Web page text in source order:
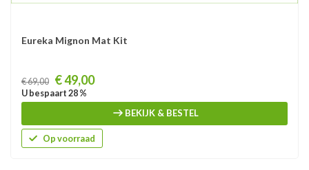
Eureka Mignon Mat Kit
Prijs
€ 69,00 € 49,00
U bespaart 28 %
BEKIJK & BESTEL
Op voorraad